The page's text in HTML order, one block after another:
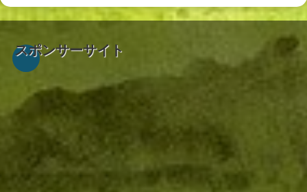
スポンサーサイト